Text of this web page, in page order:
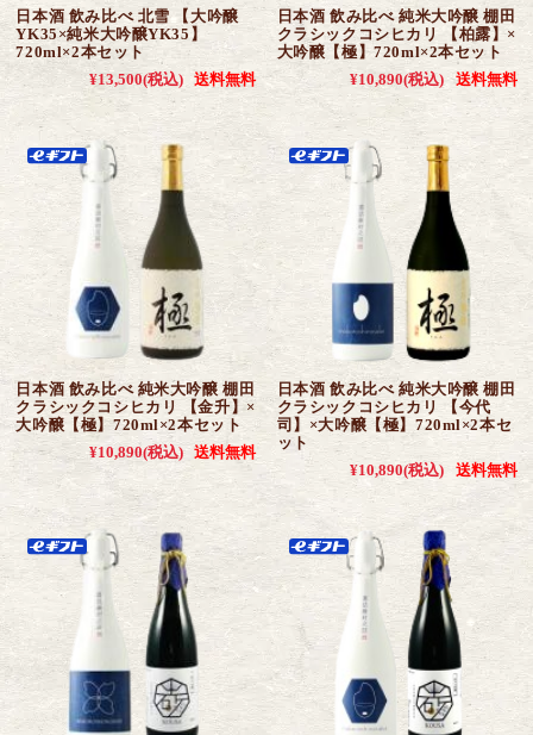
日本酒 飲み比べ 北雪 【大吟醸
YK35×純米大吟醸YK35】
720ml×2本セット
¥13,500(税込) 送料無料
日本酒 飲み比べ 純米大吟醸 棚田
クラシックコシヒカリ 【柏露】×
大吟醸【極】720ml×2本セット
¥10,890(税込) 送料無料
日本酒 飲み比べ 純米大吟醸 棚田
クラシックコシヒカリ 【金升】×
大吟醸【極】720ml×2本セット
¥10,890(税込) 送料無料
日本酒 飲み比べ 純米大吟醸 棚田
クラシックコシヒカリ 【今代
司】×大吟醸【極】720ml×2本セ
ット
¥10,890(税込) 送料無料